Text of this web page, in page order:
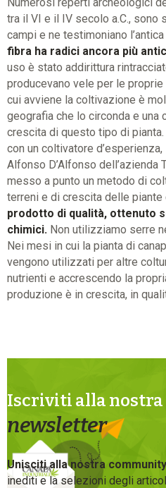
tra il VI e il IV secolo a.C., sono
campi e ne testimoniano
fibra ha radici ancora più
uso è stato addirittura
producevano vele per le
cui avviene la coltivazione è
geografia che lo circonda e
crescita di questo tipo di
con un coltivatore
Alfonso D’Alfonso dell’azienda
messo a punto un metodo di
terreni e di crescita delle piante
prodotto di qualità, ottenuto
chimici. Non utilizziamo serre
Nei mesi in cui la pianta di
vengono utilizzati per altre
nutrienti e accrescendo la
produzione è in crescita, in
Iscriviti alla nostra
newsletter
Unisciti alla nostra community
inediti e la selezioni degli